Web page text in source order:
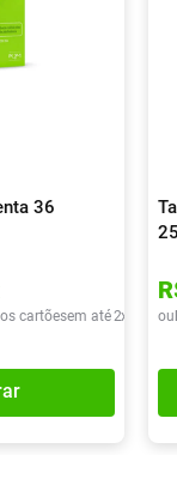
36
cartõesem até2x de R$
ou